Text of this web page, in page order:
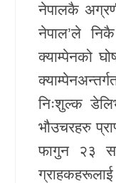
प्रविधि
स्वास्थ्य
खेलकुद
Unicode
नेपालकै
नेपाल’ले
क्याम्पेनको
निःशुल्क
भौउचरहरु
फागुन २३